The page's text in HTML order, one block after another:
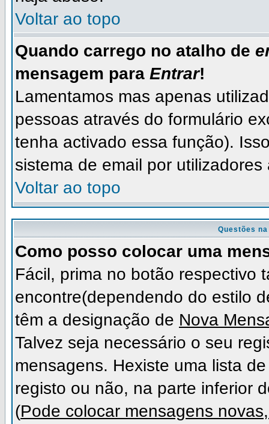
Voltar ao topo
Quando carrego no atalho de
mensagem para Entrar!
Lamentamos mas apenas
pessoas através do formulário
tenha activado essa função).
sistema de email por utilizadores
Voltar ao topo
Questões
Como posso colocar uma
Fácil, prima no botão respectivo
encontre(dependendo do estilo
têm a designação de Nova
Talvez seja necessário o seu
mensagens. Hexiste uma lista
registo ou não, na parte inferior
(Pode colocar mensagens